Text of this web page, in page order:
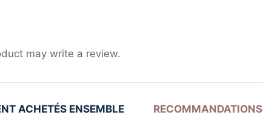
may write a review.
ACHETÉS ENSEMBLE RECOMMANDATIONS